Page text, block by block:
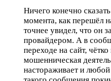
Ничего конечно
момента, как перешёл
точнее увидел, что он
провайдером. А в
переходе на сайт,
мошенническая
настораживает и